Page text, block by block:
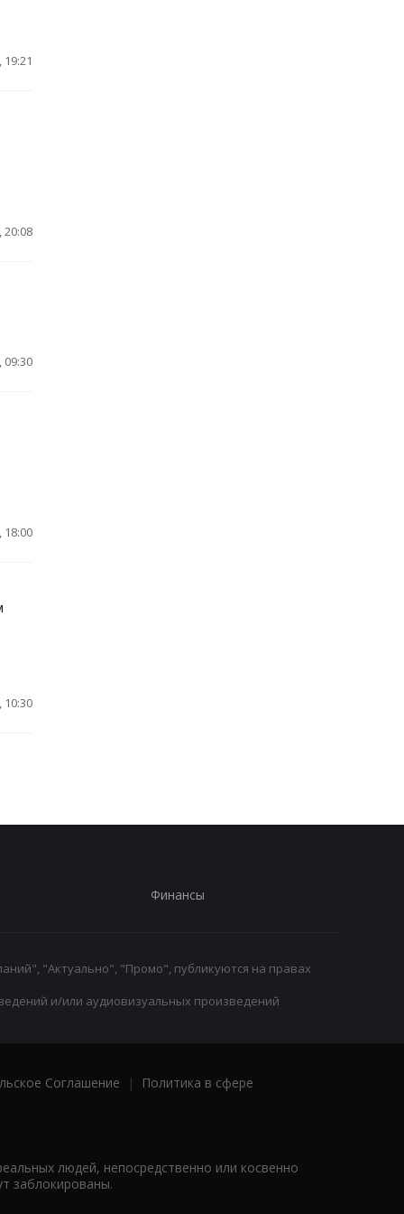
20:08
09:30
18:00
10:30
Финансы
"Актуально", "Промо", публикуются на правах
и/или аудиовизуальных произведений
Соглашение |
Политика в сфере
людей, непосредственно или косвенно
заблокированы.